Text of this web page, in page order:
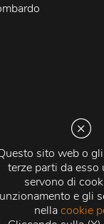
sito web o
terze parti da
servono di
e gli
nellacookie